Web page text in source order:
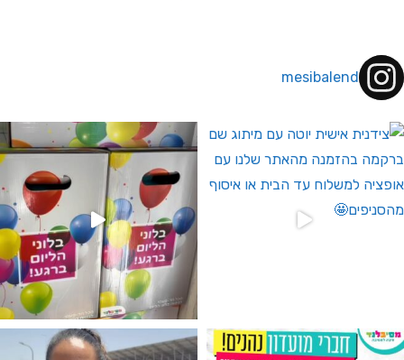
mesibalend
לחברי מועדון ומצטרפים חדשים🤍
מין העובר רק במסיבלנד !! קיים